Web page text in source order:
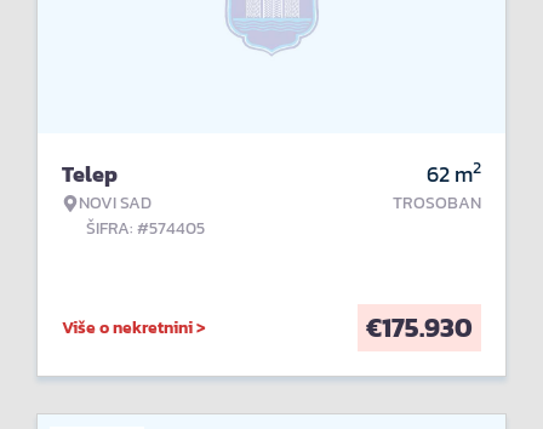
Telep
NOVI SAD
ŠIFRA: #574405
62m2
TROSOBAN
Više o nekretnini > €175.930